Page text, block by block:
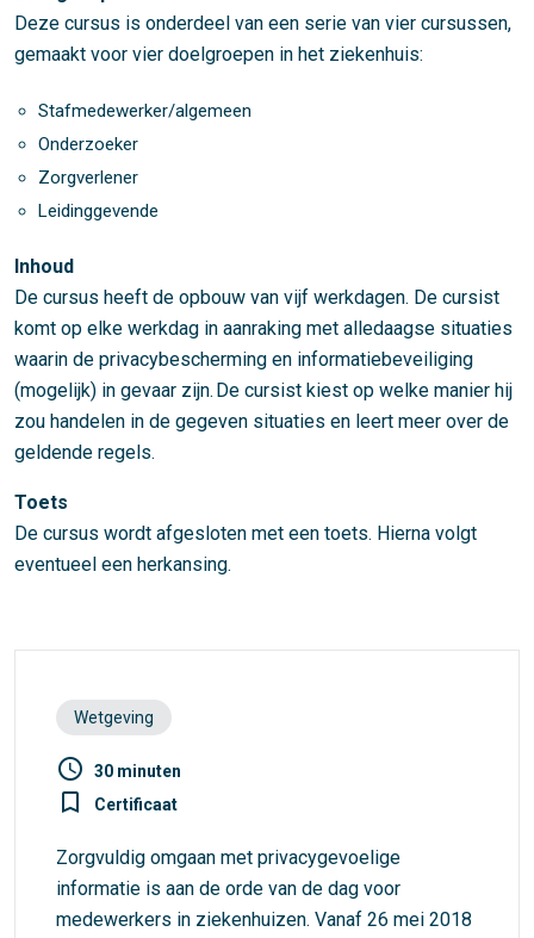
Deze cursus is onderdeel van een serie van vier cursussen,
gemaakt voor vier doelgroepen in het ziekenhuis:
Stafmedewerker/algemeen
Onderzoeker
Zorgverlener
Leidinggevende
Inhoud
De cursus heeft de opbouw van vijf werkdagen. De cursist
komt op elke werkdag in aanraking met alledaagse situaties
waarin de privacybescherming en informatiebeveiliging
(mogelijk) in gevaar zijn. De cursist kiest op welke manier hij
zou handelen in de gegeven situaties en leert meer over de
geldende regels.
Toets
De cursus wordt afgesloten met een toets. Hierna volgt
eventueel een herkansing.
Wetgeving
access_time 30 minuten
turned_in_not Certificaat
Zorgvuldig omgaan met privacygevoelige
informatie is aan de orde van de dag voor
medewerkers in ziekenhuizen. Vanaf 26 mei 2018